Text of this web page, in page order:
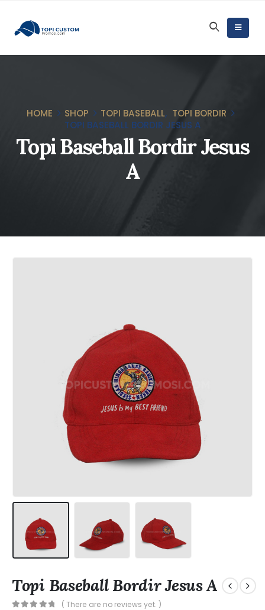
HOME SHOP TOPI BASEBALL, TOPI BORDIR
TOPI BASEBALL BORDIR JESUS A
Topi Baseball Bordir Jesus
A
Topi Baseball Bordir Jesus A
( There are no reviews yet. )